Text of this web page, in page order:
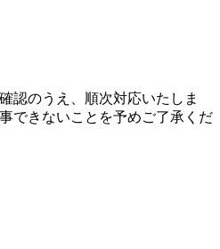
認のうえ、順次対応いたしま
できないことを予めご了承くだ